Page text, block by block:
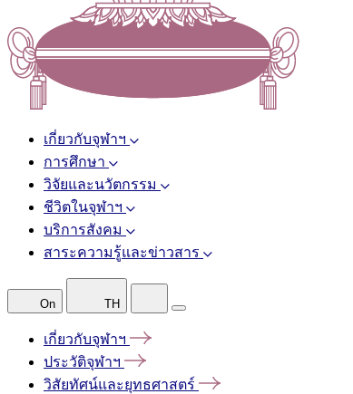
เกี่ยวกับจุฬาฯ
การศึกษา
วิจัยและนวัตกรรม
ชีวิตในจุฬาฯ
บริการสังคม
สาระความรู้และข่าวสาร
On TH
เกี่ยวกับจุฬาฯ
ประวัติจุฬาฯ
วิสัยทัศน์และยุทธศาสตร์